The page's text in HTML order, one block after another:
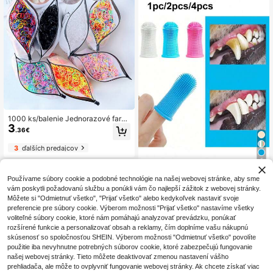
sť 16*16 cm | dizajn s odtlačkom psí
ch lapičiek | prvý výber pre milovní
kov psov a domovú dekoráciu pre d
omácich zvierat | suvenír pre milov
níkov zvierat | elegantný štýl | prem
yslený darček
1000 ks/balenie Jednorazové fareb
né spony do chlpov pre domáce zvi
eratá, malé mäkké elastické gumič
ky Doplnky do chlpov pre domáce
zvieratá, vhodné pre dlhosrsté dom
áce zvieratá, mačky a psy
3.36€
3ďalších predajcov
5
Prstová zubná kefka pre domácich
zvierat, silikónová zubná kefka, sú
prava prstových zubných kefiek pr
e šteniatá a mačky, malá veľkosť, v
hodná pre psy a mačky
#1 Najlepšie predávané v Mačka/Pes Zubná kefka pre domáce zvieratá
3.06€
Používame súbory cookie a podobné technológie na našej webovej stránke, aby sme
vám poskytli požadovanú službu a ponúkli vám čo najlepší zážitok z webovej stránky.
Môžete si "Odmietnuť všetko", "Prijať všetko" alebo kedykoľvek nastaviť svoje
preferencie pre súbory cookie. Výberom možnosti "Prijať všetko" nastavíme všetky
voliteľné súbory cookie, ktoré nám pomáhajú analyzovať prevádzku, ponúkať
rozšírené funkcie a personalizovať obsah a reklamy, čím doplníme vašu nákupnú
skúsenosť so spoločnosťou SHEIN. Výberom možnosti "Odmietnuť všetko" povolíte
použitie iba nevyhnutne potrebných súborov cookie, ktoré zabezpečujú fungovanie
našej webovej stránky. Tieto môžete deaktivovať zmenou nastavení vášho
prehliadača, ale môže to ovplyvniť fungovanie webovej stránky. Ak chcete získať viac